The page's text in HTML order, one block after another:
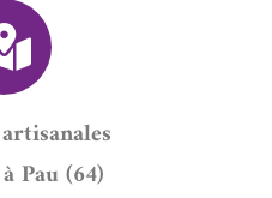
Pau (64)